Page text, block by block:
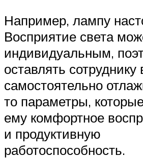
Например, лампу
Восприятие света
индивидуальным,
оставлять
самостоятельно
то параметры,
ему комфортное
и продуктивную
работоспособность.